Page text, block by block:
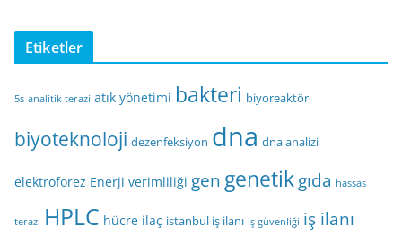
Etiketler
5s analitik terazi atık yönetimi bakteri biyoreaktör
biyoteknoloji dezenfeksiyon dna dna analizi
elektroforez Enerji verimliliği gengenetikgıda hassas
terazi HPLC hücre ilaç istanbul iş ilanı iş güvenliği iş ilanı